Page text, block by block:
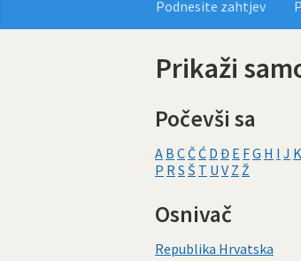
Podnesite zahtjev
Prikaži
Počevši sa
A B CČĆ D Đ E FG H I J K
P RS Š T U V Z Ž
Osnivač
Republika Hrvatska